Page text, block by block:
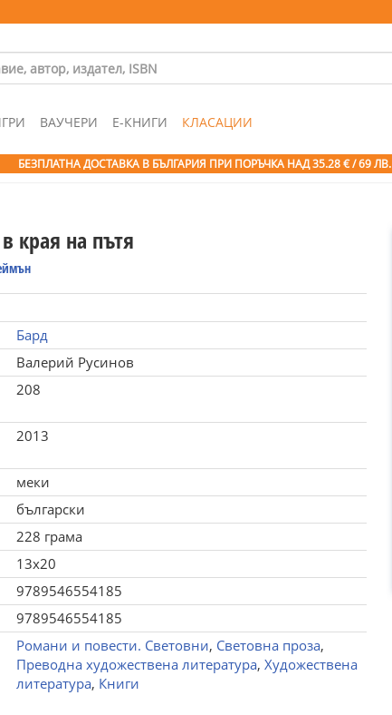
ВАУЧЕРИ Е-КНИГИ КЛАСАЦИИ
БЕЗПЛАТНА ДОСТАВКА В БЪЛГАРИЯ ПРИ ПОРЪЧКА НАД 35.28 € / 69 ЛВ.
края на пътя
Бард
Валерий Русинов
208
2013
меки
български
228 грама
13x20
9789546554185
9789546554185
Романи и повести. Световни, Световна проза,
Преводна художествена литература, Художествена
литература, Книги